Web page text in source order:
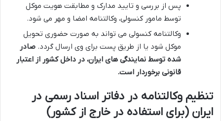
پس از بررسی و تایید مدارک و مطابقت هویت موکل
توسط مامور کنسولی، وکالتنامه امضا و مهر می شود.
وکالتنامه کنسولی می تواند به صورت حضوری تحویل
موکل شود یا از طریق پست برای وی ارسال گردد. صادر
شده توسط نمایندگی های ایران، در داخل کشور از اعتبار
قانونی برخوردار است.
تنظیم وکالتنامه در دفاتر اسناد رسمی در
ایران (برای استفاده در خارج از کشور)